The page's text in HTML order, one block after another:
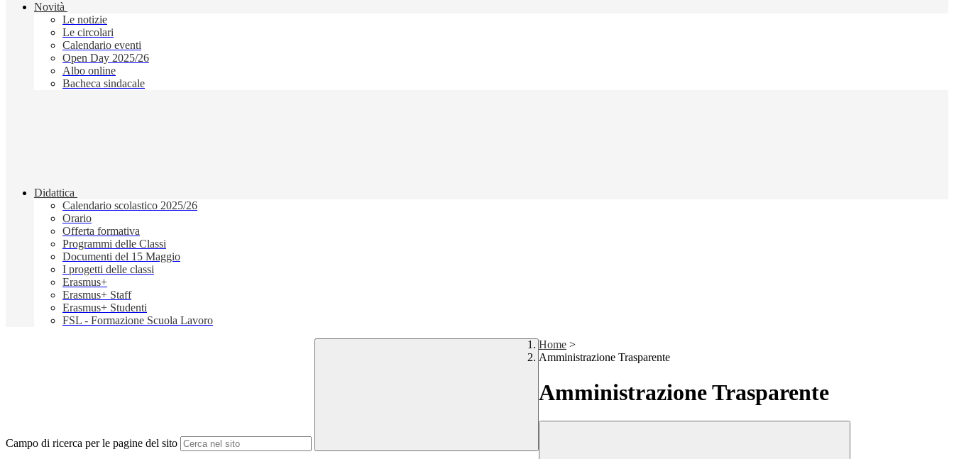
Novità
Le notizie
Le circolari
Calendario eventi
Open Day 2025/26
Albo online
Bacheca sindacale
Didattica
Calendario scolastico 2025/26
Orario
Offerta formativa
Programmi delle Classi
Documenti del 15 Maggio
I progetti delle classi
Erasmus+
Erasmus+ Staff
Erasmus+ Studenti
FSL - Formazione Scuola Lavoro
Campo di ricerca per le pagine del sito
Home >
Amministrazione Trasparente
Amministrazione Trasparente